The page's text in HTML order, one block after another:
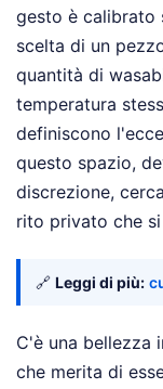
gesto è calibrato
scelta di un
quantità di
temperatura
definiscono
questo spazio,
discrezione,
rito privato che
🔗 Leggi di più:
C'è una bellezza
che merita di